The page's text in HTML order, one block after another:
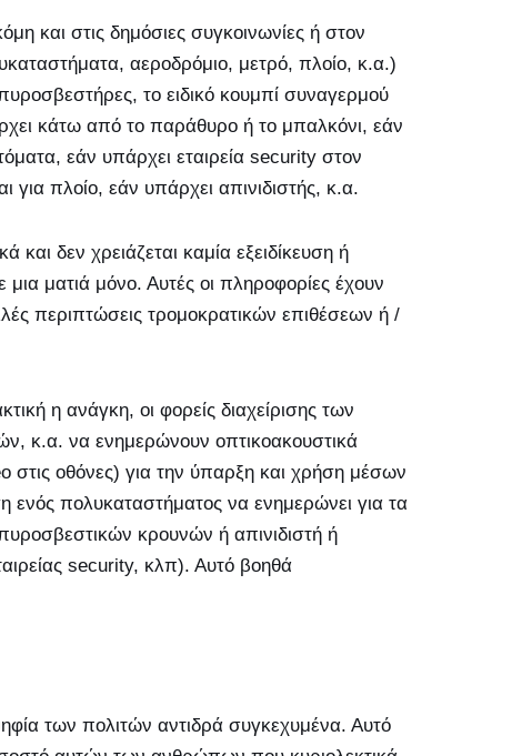
και στις δημόσιες συγκοινωνίες ή στον
αεροδρόμιο, μετρό, πλοίο, κ.α.)
το ειδικό κουμπί συναγερμού
κάτω από το παράθυρο ή το μπαλκόνι, εάν
εάν υπάρχει εταιρεία security στον
πλοίο, εάν υπάρχει απινιδιστής, κ.α.
δεν χρειάζεται καμία εξειδίκευση ή
ματιά μόνο. Αυτές οι πληροφορίες έχουν
περιπτώσεις τρομοκρατικών επιθέσεων ή /
η ανάγκη, οι φορείς διαχείρισης των
κ.α. να ενημερώνουν οπτικοακουστικά
οθόνες) για την ύπαρξη και χρήση μέσων
πολυκαταστήματος να ενημερώνει για τα
κρουνών ή απινιδιστή ή
security, κλπ). Αυτό βοηθά
των πολιτών αντιδρά συγκεχυμένα. Αυτό